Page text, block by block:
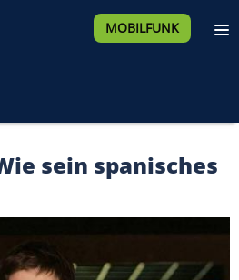
MOBILFUNK
sein spanisches